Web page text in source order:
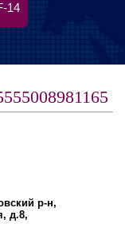
14
р-н,
д.8,